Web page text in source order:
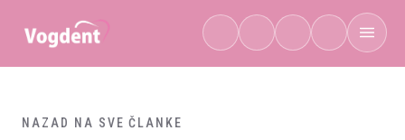
NAZAD NA SVE ČLANKE